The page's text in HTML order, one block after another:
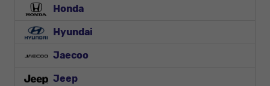
Honda
Hyundai
Jaecoo
Jeep